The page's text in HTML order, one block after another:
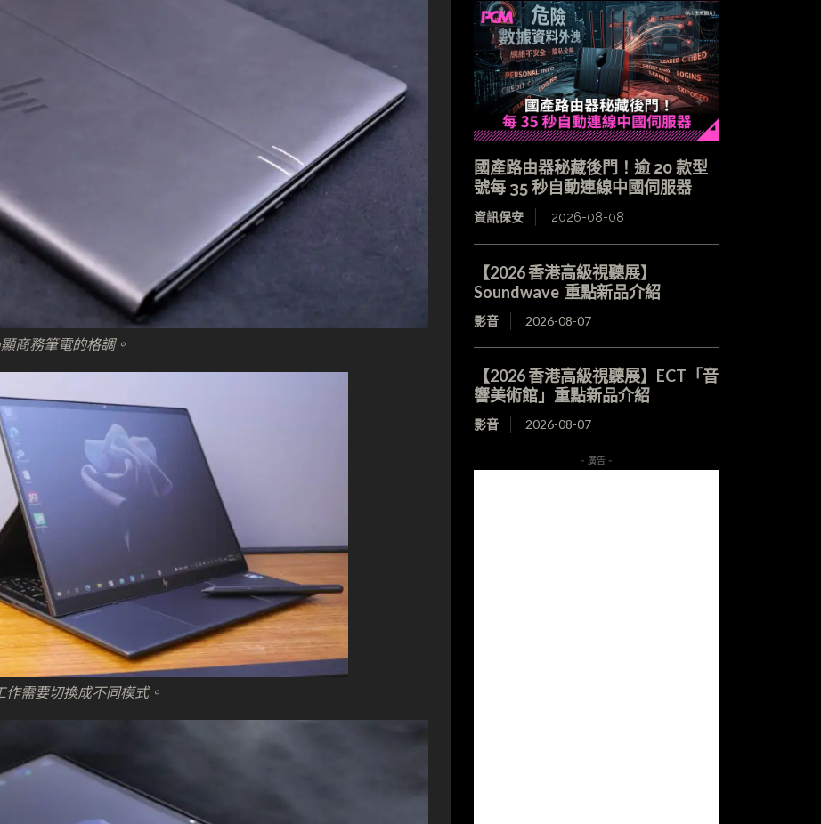
商務筆電的格調。
需要切換成不同模式。
國產路由器秘藏後門！逾 20 款型
號每 35 秒自動連線中國伺服器
資訊保安 2026-08-08
【2026 香港高級視聽展】
Soundwave 重點新品介紹
影音 2026-08-07
【2026 香港高級視聽展】ECT「音
響美術館」重點新品介紹
影音 2026-08-07
- 廣告 -